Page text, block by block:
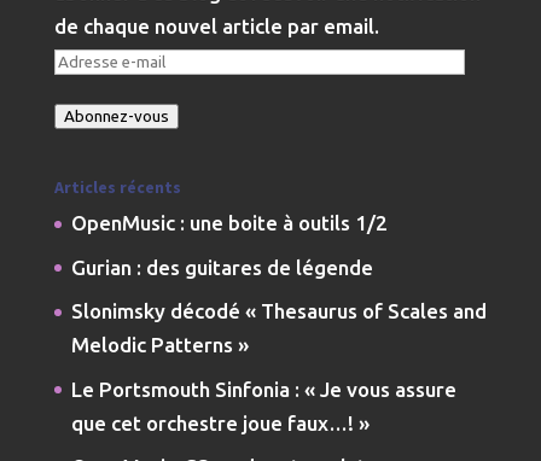
de chaque nouvel article par email.
Adresse
mail
Abonnez-vous
Articles récents
OpenMusic : une boite à outils 1/2
Gurian : des guitares de légende
Slonimsky décodé « Thesaurus of Scales and
Melodic Patterns »
Le Portsmouth Sinfonia : « Je vous assure
que cet orchestre joue faux…! »